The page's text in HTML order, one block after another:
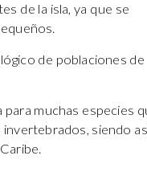
de la isla, ya que se
de poblaciones de
muchas especies
invertebrados, siendo